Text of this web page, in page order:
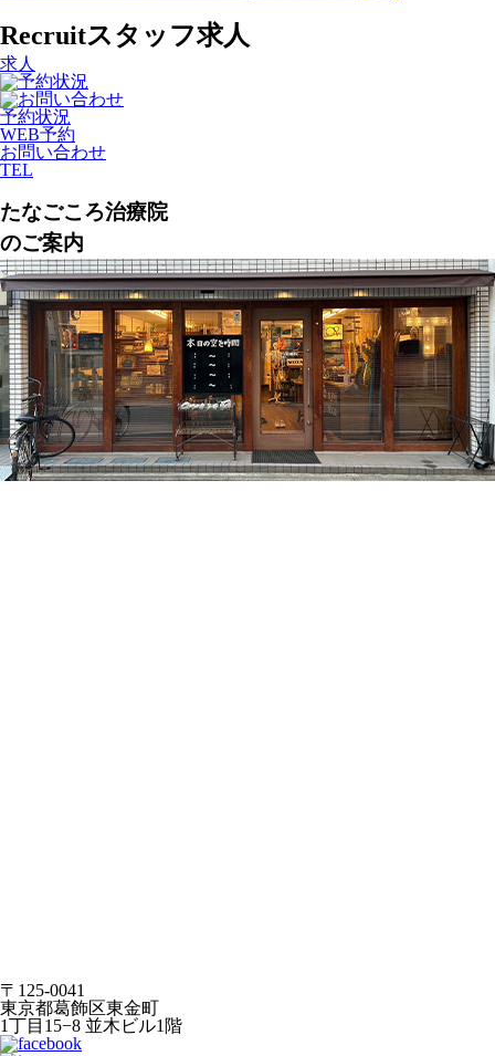
Recruitスタッフ求人
求人
予約状況
WEB予約
お問い合わせ
TEL
たなごころ治療院
のご案内
〒125-0041
東京都葛飾区東金町
1丁目15−8 並木ビル1階